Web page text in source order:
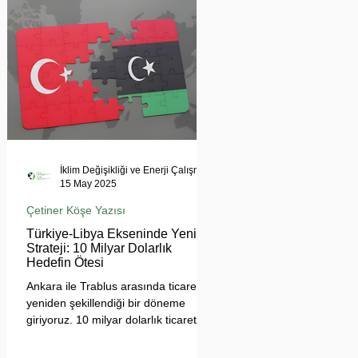
tehdit ediyor. Uzmanlar, suyun
çatışma değil, işbirliği aracı olması
gerektiğini vurgularken, krizin
bölgesel barışı ve çevresel güvenliği
tehdit ettiğine dikkat çekiyor.
Türkiye-Libya Ekseninde Yeni
Strateji: 10 Milyar Dolarlık
Hedefin Ötesi
Ankara ile Trablus arasında ticaretin
yeniden şekillendiği bir döneme
giriyoruz. 10 milyar dolarlık ticaret
Çetiner Köşe Yazısı
15 May 2025